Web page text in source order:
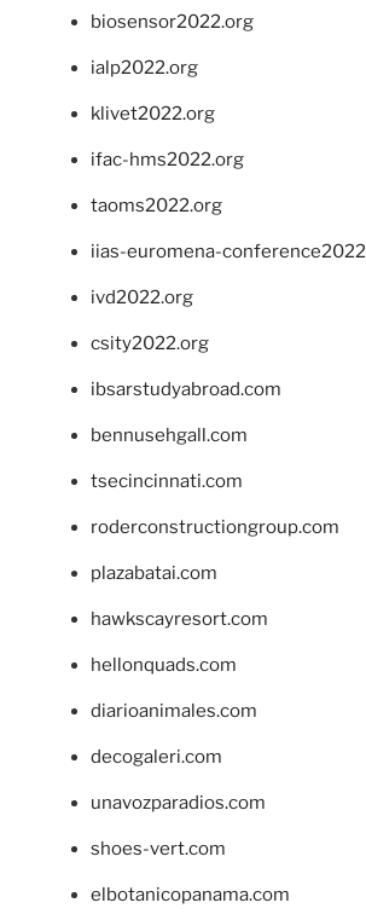
biosensor2022.org
ialp2022.org
klivet2022.org
ifac-hms2022.org
taoms2022.org
iias-euromena-
ivd2022.org
csity2022.org
ibsarstudyabroad.com
bennusehgall.com
tsecincinnati.com
roderconstructiongroup.com
plazabatai.com
hawkscayresort.com
hellonquads.com
diarioanimales.com
decogaleri.com
unavozparadios.com
shoes-vert.com
elbotanicopanama.com